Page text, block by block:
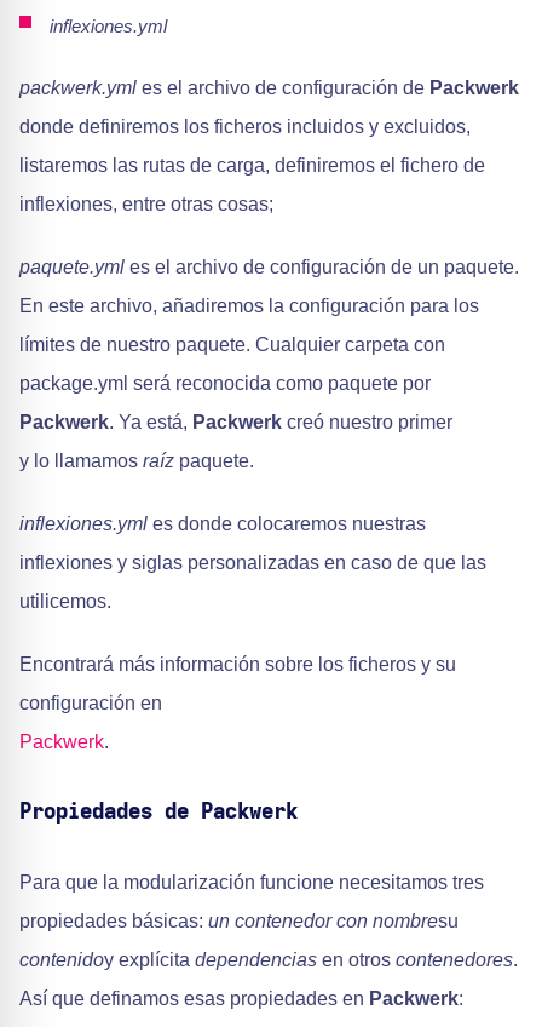
inflexiones.yml
packwerk.yml es el archivo de configuración de Packwerk
donde definiremos los ficheros incluidos y excluidos,
listaremos las rutas de carga, definiremos el fichero de
inflexiones, entre otras cosas;
paquete.yml es el archivo de configuración de un paquete.
En este archivo, añadiremos la configuración para los
límites de nuestro paquete. Cualquier carpeta con
package.yml será reconocida como paquete por
Packwerk. Ya está, Packwerk creó nuestro primer
y lo llamamos raíz paquete.
inflexiones.yml es donde colocaremos nuestras
inflexiones y siglas personalizadas en caso de que las
utilicemos.
Encontrará más información sobre los ficheros y su
configuración en
Packwerk.
Propiedades de Packwerk
Para que la modularización funcione necesitamos tres
propiedades básicas: un contenedor con nombresu
contenidoy explícita dependencias en otros contenedores.
Así que definamos esas propiedades en Packwerk: